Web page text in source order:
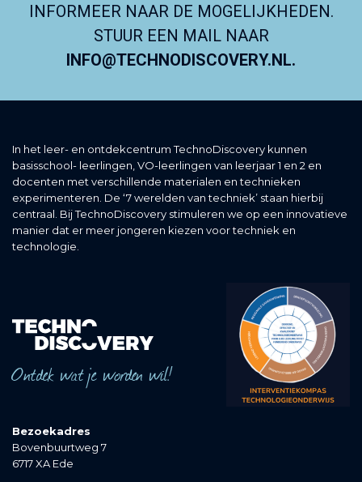
INFORMEER NAAR DE MOGELIJKHEDEN.
STUUR EEN MAIL NAAR
INFO@TECHNODISCOVERY.NL.
In het leer- en ontdekcentrum TechnoDiscovery kunnen
basisschool- leerlingen, VO-leerlingen van leerjaar 1 en 2 en
docenten met verschillende materialen en technieken
experimenteren. De ‘7 werelden van techniek’ staan hierbij
centraal. Bij TechnoDiscovery stimuleren we op een innovatieve
manier dat er meer jongeren kiezen voor techniek en
technologie.
Ontdek wat je worden wil!
Bezoekadres
Bovenbuurtweg 7
6717 XA Ede